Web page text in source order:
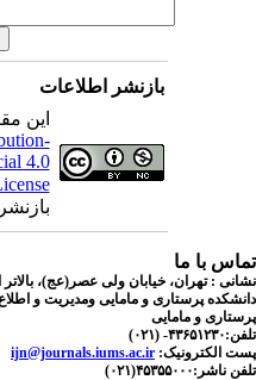
بازنشر اطلاعات
این
4.0
License
با ما
: تهران، خیابان ولی عصر(عج)، بالاتر
پرستاری و مامایی ومدیریت و
و مامایی
(۰۲۱)
الکترونیک:ijn@journals.iums.ac.ir